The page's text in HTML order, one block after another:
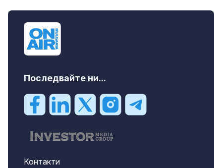
Последвайте ни...
Контакти